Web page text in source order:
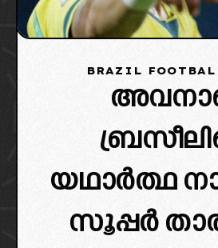
BRAZIL
യഥാർത്ഥ
സൂപ്പർ